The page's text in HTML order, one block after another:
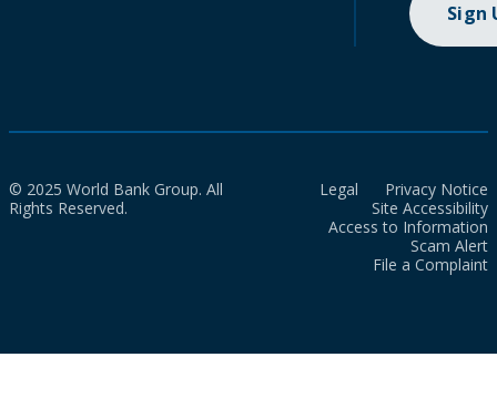
Sign
© 2025 World Bank Group. All
Rights Reserved.
Legal
Privacy Notice
Site Accessibility
Access to Information
Scam Alert
File a Complaint